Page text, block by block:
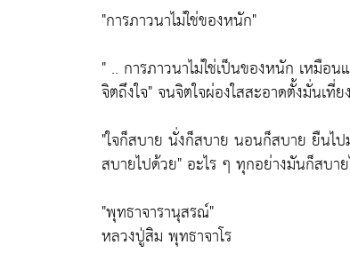
"การภาวนาไม่ใช่ของหนัก"
" .. การภาวนาไม่ใช่เป็นของหนัก เหมือ
จิตถึงใจ" จนจิตใจผ่องใสสะอาดตั้งมั่นเที่
"ใจก็สบาย นั่งก็สบาย นอนก็สบาย ยืนไ
สบายไปด้วย" อะไร ๆ ทุกอย่างมันก็สบา
"พุทธาจารานุสรณ์"
หลวงปู่สิม พุทธาจาโร